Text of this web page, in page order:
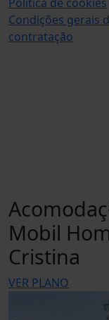
Condições gerais
contratação
Mobil
Cristina
VER PLANO